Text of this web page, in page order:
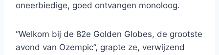
oneerbiedige, goed ontvangen monoloog.
“Welkom bij de 82e Golden Globes, de grootste
avond van Ozempic”, grapte ze, verwijzend